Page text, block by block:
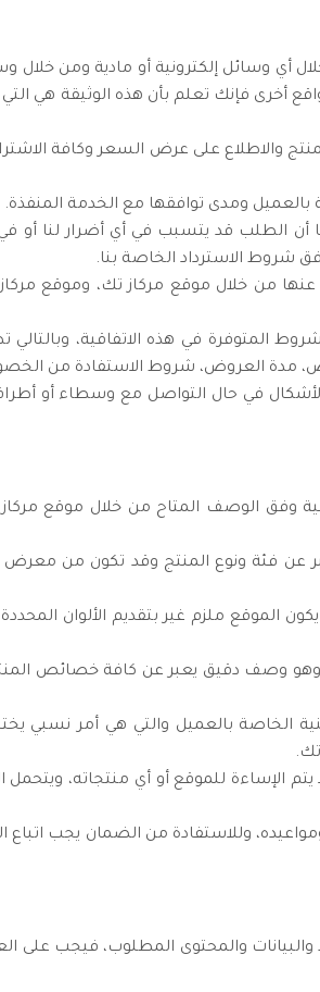
أي وسائل إلكترونية أو مادية ومن خلال
أخرى فإنك تعلم بأن هذه الوثيقة هي التي
والاطلاع على عرض السعر وكافة
بالعميل ومدى توافقها مع الخدمة المنفذة.
أن الطلب قد يتسبب في أي أضرار لنا أو
شروط الاسترداد الخاصة بنا.
من خلال موقع مركاز تك، وموقع
في هذه الاتفاقية، وبالتالي
مدة العروض، شروط الاستفادة من
في حال التواصل مع وسطاء أو
وفق الوصف المتاح من خلال موقع
عن فئة ونوع المنتج وقد تكون من معرض
الموقع ملزم غير بتقديم الألوان المحددة
وهو وصف دقيق يعبر عن كافة خصائص
الخاصة بالعميل والتي هي أمر نسبي
الإساءة للموقع أو أي منتجاته، ويتحمل
وللاستفادة من الضمان يجب اتباع
والبيانات والمحتوى المطلوب، فيجب على